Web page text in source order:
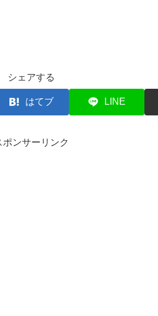
シェアする
はてブ LINE
ポンサーリンク